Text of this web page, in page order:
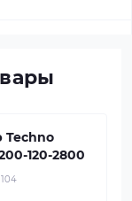
Techno
120-2800